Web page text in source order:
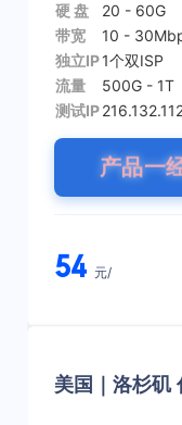
硬 盘
20 - 60G
带宽
10 -
独立IP1个双ISP
流量
500G - 1T
测试IP
产品一
54 元/
美国｜洛杉矶